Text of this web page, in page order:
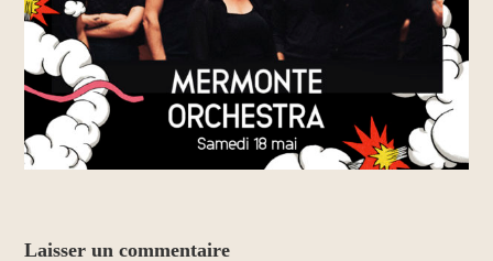
Laisser un commentaire